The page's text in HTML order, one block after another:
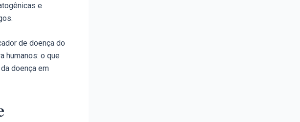
e
de doença do
humanos: o que
doença em